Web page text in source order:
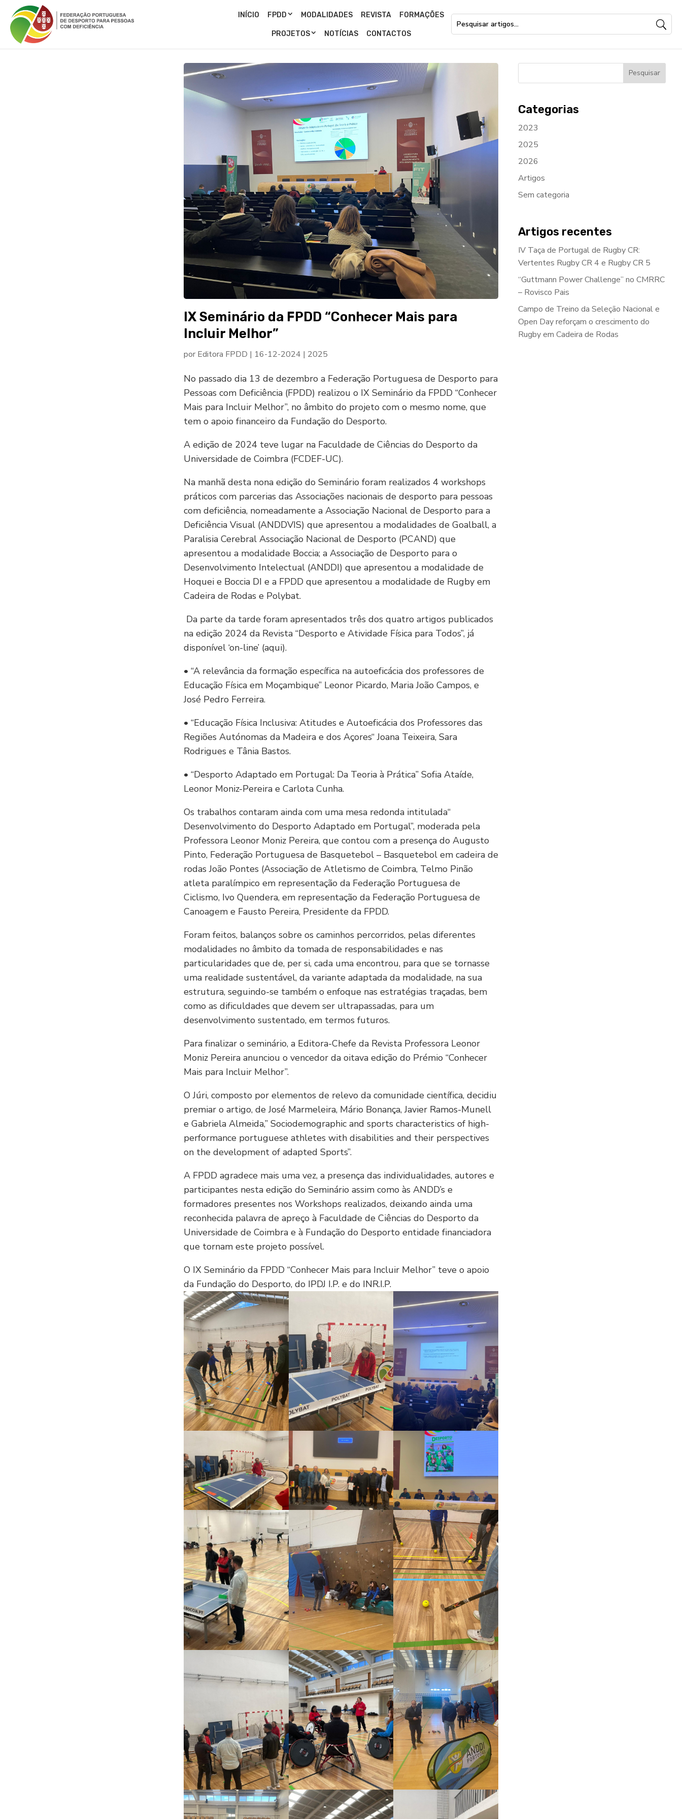
INÍCIO FPDD MODALIDADES REVISTA FORMAÇÕES
PROJETOS NOTÍCIAS CONTACTOS
IX Seminário da FPDD “Conhecer Mais para
Incluir Melhor”
por Editora FPDD | 16-12-2024 | 2025
No passado dia 13 de dezembro a Federação Portuguesa de Desporto para
Pessoas com Deficiência (FPDD) realizou o IX Seminário da FPDD “Conhecer
Mais para Incluir Melhor”, no âmbito do projeto com o mesmo nome, que
tem o apoio financeiro da Fundação do Desporto.
A edição de 2024 teve lugar na Faculdade de Ciências do Desporto da
Universidade de Coimbra (FCDEF-UC).
Na manhã desta nona edição do Seminário foram realizados 4 workshops
práticos com parcerias das Associações nacionais de desporto para pessoas
com deficiência, nomeadamente a Associação Nacional de Desporto para a
Deficiência Visual (ANDDVIS) que apresentou a modalidades de Goalball, a
Paralisia Cerebral Associação Nacional de Desporto (PCAND) que
apresentou a modalidade Boccia; a Associação de Desporto para o
Desenvolvimento Intelectual (ANDDI) que apresentou a modalidade de
Hoquei e Boccia DI e a FPDD que apresentou a modalidade de Rugby em
Cadeira de Rodas e Polybat.
Da parte da tarde foram apresentados três dos quatro artigos publicados
na edição 2024 da Revista “Desporto e Atividade Física para Todos”, já
disponível ‘on-line’ (aqui).
• “A relevância da formação específica na autoeficácia dos professores de
Educação Física em Moçambique” Leonor Picardo, Maria João Campos, e
José Pedro Ferreira.
• “Educação Física Inclusiva: Atitudes e Autoeficácia dos Professores das
Regiões Autónomas da Madeira e dos Açores“ Joana Teixeira, Sara
Rodrigues e Tânia Bastos.
• “Desporto Adaptado em Portugal: Da Teoria à Prática” Sofia Ataíde,
Leonor Moniz-Pereira e Carlota Cunha.
Os trabalhos contaram ainda com uma mesa redonda intitulada“
Desenvolvimento do Desporto Adaptado em Portugal”, moderada pela
Professora Leonor Moniz Pereira, que contou com a presença do Augusto
Pinto, Federação Portuguesa de Basquetebol – Basquetebol em cadeira de
rodas João Pontes (Associação de Atletismo de Coimbra, Telmo Pinão
atleta paralímpico em representação da Federação Portuguesa de
Ciclismo, Ivo Quendera, em representação da Federação Portuguesa de
Canoagem e Fausto Pereira, Presidente da FPDD.
Foram feitos, balanços sobre os caminhos percorridos, pelas diferentes
modalidades no âmbito da tomada de responsabilidades e nas
particularidades que de, per si, cada uma encontrou, para que se tornasse
uma realidade sustentável, da variante adaptada da modalidade, na sua
estrutura, seguindo-se também o enfoque nas estratégias traçadas, bem
como as dificuldades que devem ser ultrapassadas, para um
desenvolvimento sustentado, em termos futuros.
Para finalizar o seminário, a Editora-Chefe da Revista Professora Leonor
Moniz Pereira anunciou o vencedor da oitava edição do Prémio “Conhecer
Mais para Incluir Melhor”.
O Júri, composto por elementos de relevo da comunidade científica, decidiu
premiar o artigo, de José Marmeleira, Mário Bonança, Javier Ramos-Munell
e Gabriela Almeida,” Sociodemographic and sports characteristics of high-
performance portuguese athletes with disabilities and their perspectives
on the development of adapted Sports”.
A FPDD agradece mais uma vez, a presença das individualidades, autores e
participantes nesta edição do Seminário assim como às ANDD’s e
formadores presentes nos Workshops realizados, deixando ainda uma
reconhecida palavra de apreço à Faculdade de Ciências do Desporto da
Universidade de Coimbra e à Fundação do Desporto entidade financiadora
que tornam este projeto possível.
O IX Seminário da FPDD “Conhecer Mais para Incluir Melhor” teve o apoio
da Fundação do Desporto, do IPDJ I.P. e do INR.I.P.
Categorias
2023
2025
2026
Artigos
Sem categoria
Artigos recentes
IV Taça de Portugal de Rugby CR:
Vertentes Rugby CR 4 e Rugby CR 5
“Guttmann Power Challenge” no CMRRC
– Rovisco Pais
Campo de Treino da Seleção Nacional e
Open Day reforçam o crescimento do
Rugby em Cadeira de Rodas